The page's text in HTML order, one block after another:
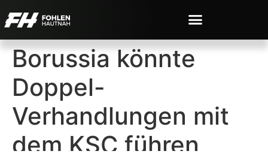
Borussia könnte
Doppel-
Verhandlungen mit
dem KSC führen